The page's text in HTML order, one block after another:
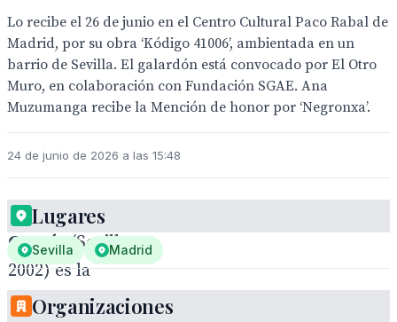
Lo recibe el 26 de junio en el Centro Cultural Paco Rabal de
Madrid, por su obra ‘Kódigo 41006’, ambientada en un
barrio de Sevilla. El galardón está convocado por El Otro
Muro, en colaboración con Fundación SGAE. Ana
Muzumanga recibe la Mención de honor por ‘Negronxa’.
24 de junio de 2026 a las 15:48
Raquel Pérez
García(Sevilla,
2002) es la
ganadora delI
Lugares
Sevilla Madrid
Organizaciones